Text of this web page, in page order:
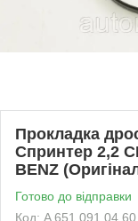
Прокладка
Спринтер 2,2
BENZ
Готово до відправки
Код: A 651 091 04 60